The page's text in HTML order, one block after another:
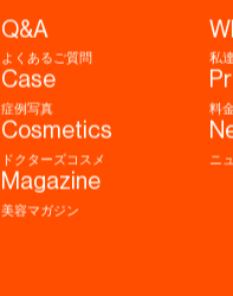
Q&A
よくあるご質問 私
Case
症例写真 料
Cosmetics
ドクターズコスメ ニ
Magazine
美容マガジン